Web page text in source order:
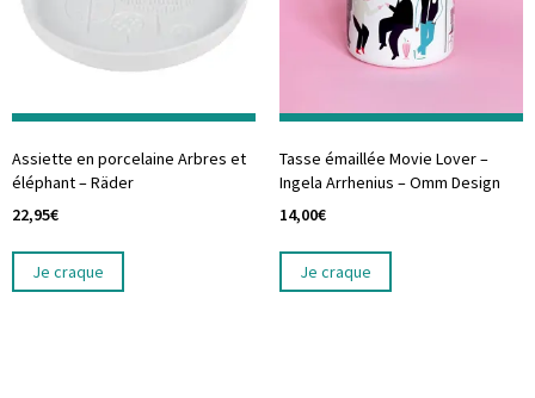
Assiette en porcelaine Arbres et
éléphant – Räder
22,95€
Je craque
Tasse émaillée Movie Lover –
Ingela Arrhenius – Omm Design
14,00€
Je craque